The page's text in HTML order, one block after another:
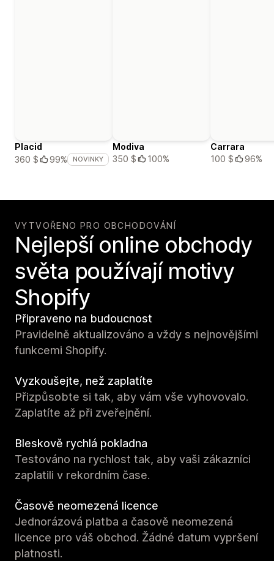
Placid
360 $
99% NOVINKY
Modiva
350 $
100%
Carrara
100 $
96%
VYTVOŘENO PRO OBCHODOVÁNÍ
Nejlepší online obchody
světa používají motivy
Shopify
Připraveno na budoucnost
Pravidelně aktualizováno a vždy s nejnovějšími
funkcemi Shopify.
Vyzkoušejte, než zaplatíte
Přizpůsobte si tak, aby vám vše vyhovovalo.
Zaplatíte až při zveřejnění.
Bleskově rychlá pokladna
Testováno na rychlost tak, aby vaši zákazníci
zaplatili v rekordním čase.
Časově neomezená licence
Jednorázová platba a časově neomezená
licence pro váš obchod. Žádné datum vypršení
platnosti.